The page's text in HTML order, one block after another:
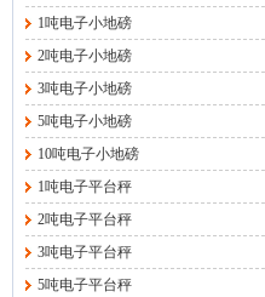
1吨电子小地磅
2吨电子小地磅
3吨电子小地磅
5吨电子小地磅
10吨电子小地磅
1吨电子平台秤
2吨电子平台秤
3吨电子平台秤
5吨电子平台秤